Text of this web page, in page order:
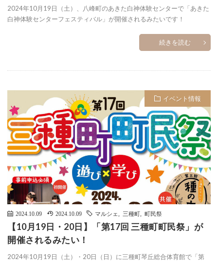
2024年10月19日（土）、八峰町のあきた白神体験センターで「あきた
白神体験センターフェスティバル」が開催されるみたいです！
続きを読む
イベント情報
2024.10.09 2024.10.09 マルシェ 三種町 町民祭
【10月19日・20日】「第17回 三種町町民祭」が
開催されるみたい！
2024年10月19日（土）・20日（日）に三種町琴丘総合体育館で「第